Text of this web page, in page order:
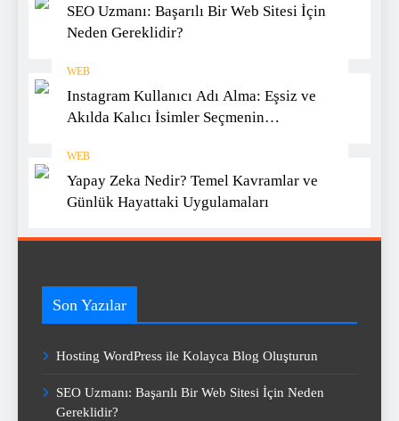
SEO Uzmanı: Başarılı Bir Web Sitesi İçin
Neden Gereklidir?
WEB
Instagram Kullanıcı Adı Alma: Eşsiz ve
Akılda Kalıcı İsimler Seçmenin
WEB
Yapay Zeka Nedir? Temel Kavramlar ve
Günlük Hayattaki Uygulamaları
Son Yazılar
Hosting WordPress ile Kolayca Blog Oluşturun
SEO Uzmanı: Başarılı Bir Web Sitesi İçin Neden
Gereklidir?